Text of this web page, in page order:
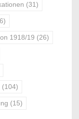
(31)
1918/19 (26)
(104)
(15)